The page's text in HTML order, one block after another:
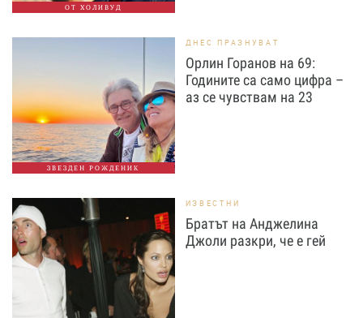
ОТ ХОЛИВУД
ЗВЕЗДЕН РОЖДЕНИК
ДНЕС ПРАЗНУВАТ
Орлин Горанов на 69:
Годините са само цифра –
аз се чувствам на 23
ИЗВЕСТНИ
Братът на Анджелина
Джоли разкри, че е гей